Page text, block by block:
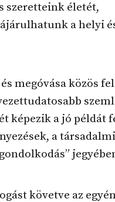
szeretteink életét,
a helyi
megóvása közös
képezik a jó példát
a társadalmi
követve az